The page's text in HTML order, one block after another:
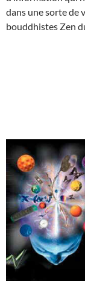
dans une sorte de
bouddhistes Zen